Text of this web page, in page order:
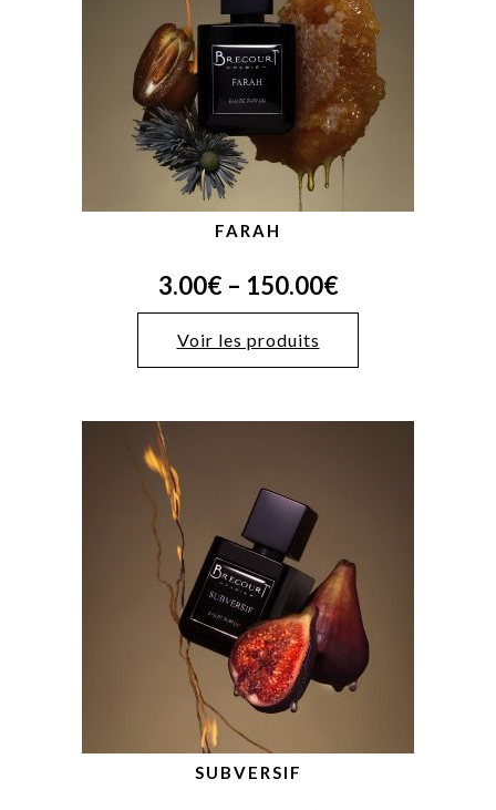
FARAH
3.00€– 150.00€
Voir les produits
SUBVERSIF